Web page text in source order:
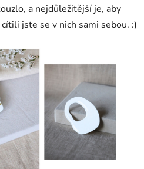
a nejdůležitější je, aby
jste se v nich sami sebou. :)